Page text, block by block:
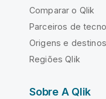
Comparar o Qlik
Parceiros de
Origens e
Regiões Qlik
Sobre A Qlik